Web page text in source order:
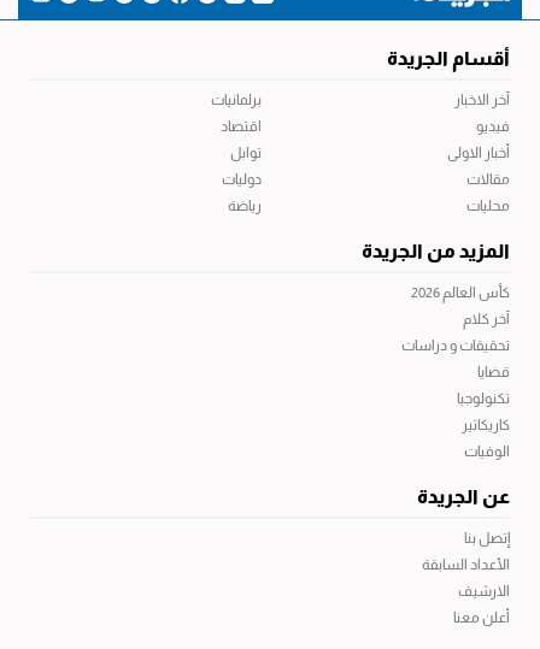
أقسام الجريدة
آخر الاخبار
فيديو
أخبار الاولى
مقالات
محليات
برلمانيات
اقتصاد
توابل
دوليات
رياضة
المزيد من الجريدة
كأس العالم 2026
آخر كلام
تحقيقات و دراسات
قضايا
تكنولوجيا
كاريكاتير
الوفيات
عن الجريدة
إتصل بنا
الأعداد السابقة
الارشيف
أعلن معنا